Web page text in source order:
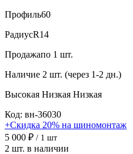
Профиль60
РадиусR14
Продажапо 1 шт.
Наличие 2 шт. (через 1-2 дн.)
Высокая Низкая Низкая
Код: вн-36030
+Скидка 20% на шиномонтаж
5 000 ₽ / 1 шт
2 шт. в наличии